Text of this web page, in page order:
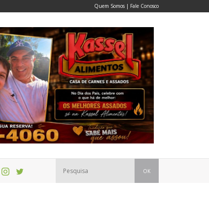
Quem Somos | Fale Conosco
OK